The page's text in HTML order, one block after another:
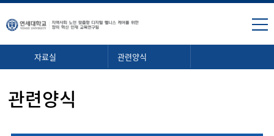
자료실 관련양식
관련양식